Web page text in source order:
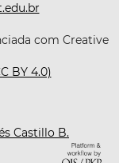
com Creative
BY 4.0)
Castillo B.